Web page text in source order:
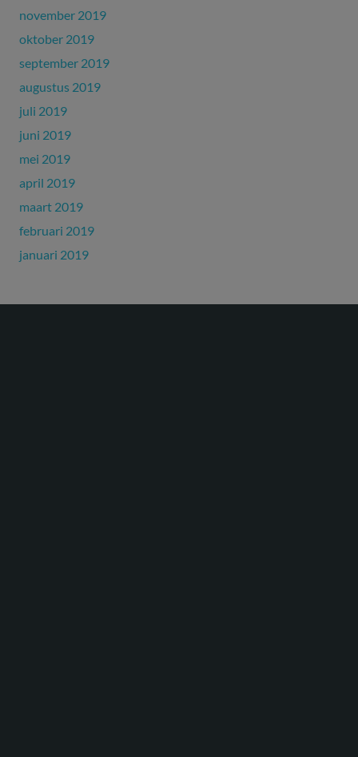
november 2019
oktober 2019
september 2019
augustus 2019
juli 2019
juni 2019
mei 2019
april 2019
maart 2019
februari 2019
januari 2019